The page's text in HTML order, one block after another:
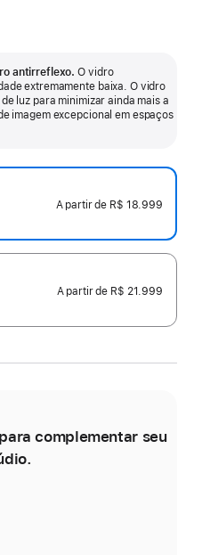
antirreflexo. O vidro
extremamente baixa. O vidro
luz para minimizar ainda mais a
imagem excepcional em espaços
A partir de R$ 18.999
A partir de R$ 21.999
complementar seu